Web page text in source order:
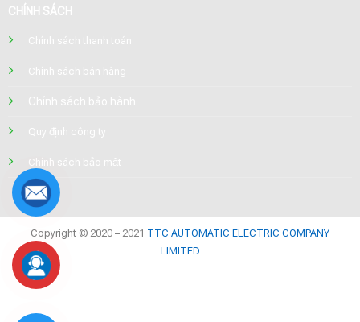
CHÍNH SÁCH
Chính sách thanh toán
Chính sách bán hàng
Chính sách bảo hành
Quy định công ty
Chính sách bảo mật
Copyright © 2020 – 2021 TTC AUTOMATIC ELECTRIC COMPANY
LIMITED